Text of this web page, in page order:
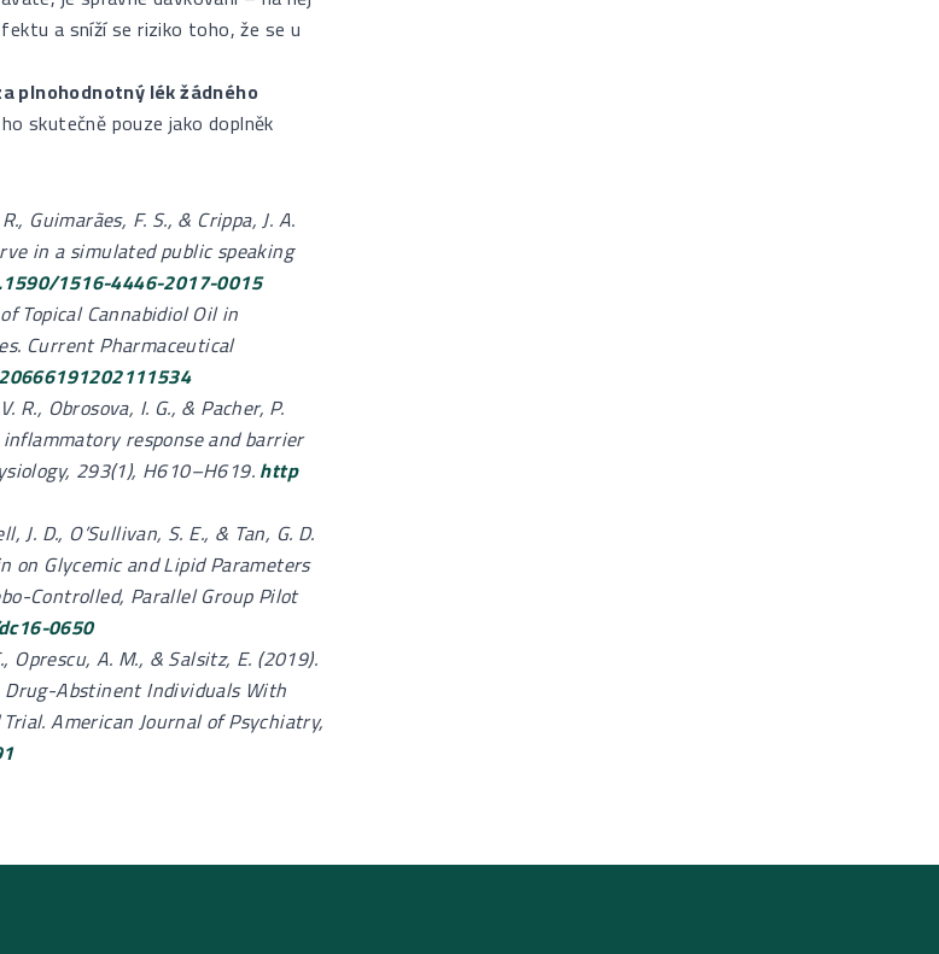
a sníží se riziko toho, že se u
plnohodnotný lék žádného
skutečně pouze jako doplněk
Guimarães, F. S., & Crippa, J. A.
in a simulated public speaking
1516-4446-2017-0015
Topical Cannabidiol Oil in
Current Pharmaceutical
R., Obrosova, I. G., & Pacher, P.
response and barrier
293(1), H610–H619.http
D., O’Sullivan, S. E., & Tan, G. D.
on Glycemic and Lipid Parameters
Controlled, Parallel Group Pilot
0650
Oprescu, A. M., & Salsitz, E. (2019).
Abstinent Individuals With
American Journal of Psychiatry,